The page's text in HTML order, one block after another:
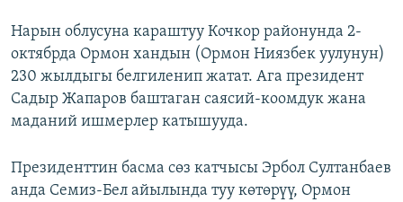
Нарын облусуна караштуу Кочкор районунда 2-
октябрда Ормон хандын (Ормон Ниязбек уулунун)
230 жылдыгы белгиленип жатат. Ага президент
Садыр Жапаров баштаган саясий-коомдук жана
маданий ишмерлер катышууда.
Президенттин басма сөз катчысы Эрбол Султанбаев
анда Семиз-Бел айылында туу көтөрүү, Ормон